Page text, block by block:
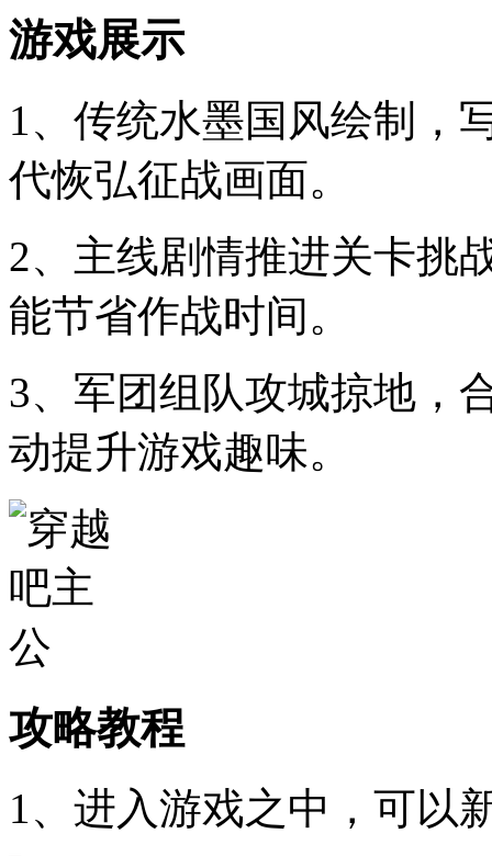
游戏展示
1、传统水墨国风绘制，
代恢弘征战画面。
2、主线剧情推进关卡挑
能节省作战时间。
3、军团组队攻城掠地，
动提升游戏趣味。
攻略教程
1、进入游戏之中，可以